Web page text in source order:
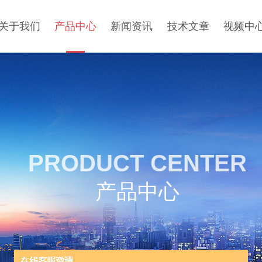
于我们 产品中心 新闻资讯 技术文章 视频中
PRODUCT CENTER
产品中心